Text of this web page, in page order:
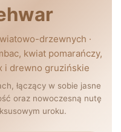
drzewnych ·
kwiat pomarańczy,
i drewno gruzińskie
łączący w sobie jasne
oraz nowoczesną nutę
uroku.